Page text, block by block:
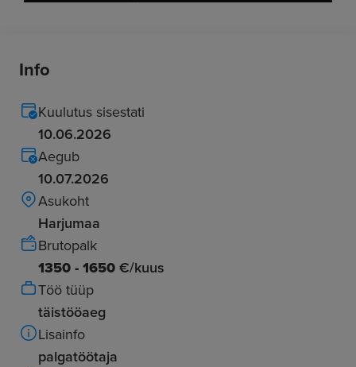
Info
Kuulutus sisestati
10.06.2026
Aegub
10.07.2026
Asukoht
Harjumaa
Brutopalk
1350 - 1650 €/kuus
Töö tüüp
täistööaeg
Lisainfo
palgatöötaja